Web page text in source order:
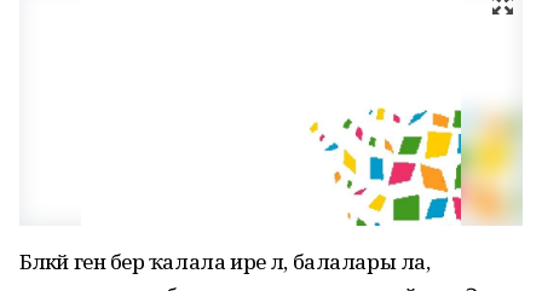
Бәләкәй генә бер ҡалала ире лә, балалары ла,